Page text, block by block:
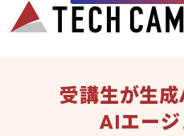
受講生が生
AIエージ